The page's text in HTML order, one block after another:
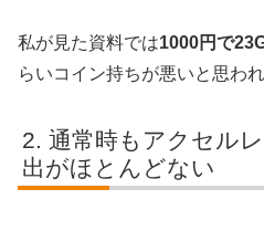
私が見た資料では1000円で
らいコイン持ちが悪いと思われ
通常時もアクセル
出がほとんどない